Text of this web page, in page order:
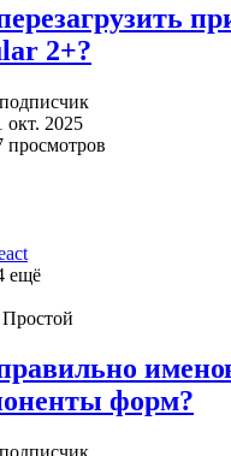
2+?
окт. 2025
просмотров
ещё
Простой
форм?